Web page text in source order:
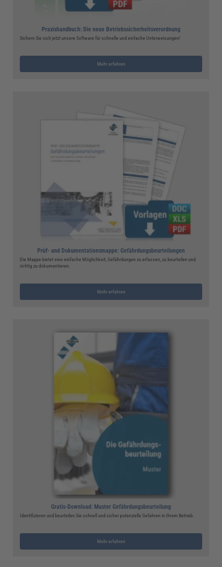
Praxishandbuch: Die neue Betriebssicherheitsverordnung
Sichern Sie sich jetzt unsere Software für schnelle und einfache Unterweisungen!
Mehr erfahren
Prüf- und Dokumentationsmappe: Gefährdungsbeurteilungen
Die Mappe bietet eine einfache Möglichkeit, Gefährdungen zu erfassen, zu beurteilen und
richtig zu dokumentieren.
Mehr erfahren
Gratis-Download: Muster Gefährdungsbeurteilung
Identifizieren und beurteilen Sie schnell und sicher potenzielle Gefahren in Ihrem Betrieb.
Mehr erfahren